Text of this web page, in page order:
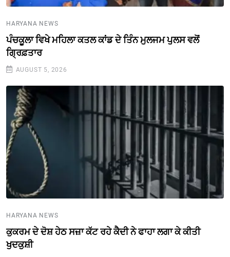
HARYANA NEWS
ਪੰਚਕੂਲਾ ਵਿਖੇ ਮਹਿਲਾ ਕਤਲ ਕਾਂਡ ਦੇ ਤਿੰਨ ਮੁਲਜਮ ਪੁਲਸ ਵਲੋਂ
ਗ੍ਰਿਫ਼ਤਾਰ
AUGUST 5, 2026
HARYANA NEWS
ਕੁਕਰਮ ਦੇ ਦੋਸ਼ ਹੇਠ ਸਜ਼ਾ ਕੱਟ ਰਹੇ ਕੈਦੀ ਨੇ ਫਾਹਾ ਲਗਾ ਕੇ ਕੀਤੀ
ਖੁਦਕੁਸ਼ੀ